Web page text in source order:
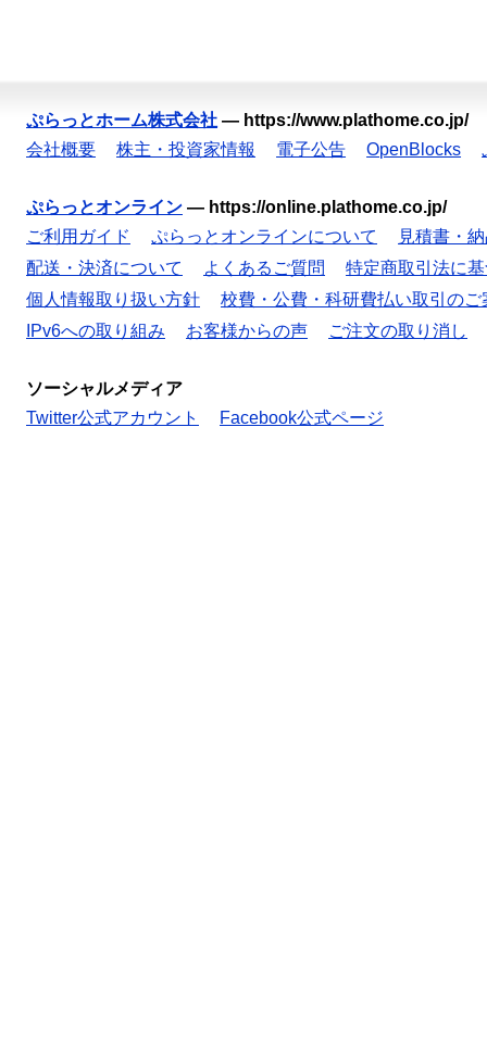
ぷらっとホーム株式会社 — https://www.plathome.co.jp/
会社概要
株主・投資家情報 電子公告 OpenBlocks
ぷらっとオンライン — https://online.plathome.co.jp/
ご利用ガイド
ぷらっとオンラインについて
見積書・
配送・決済について
よくあるご質問
特定商取引法に
個人情報取り扱い方針
校費・公費・科研費払い取引のご
IPv6への取り組み
お客様からの声 ご注文の取り消し
ソーシャルメディア
Twitter公式アカウント
Facebook公式ページ